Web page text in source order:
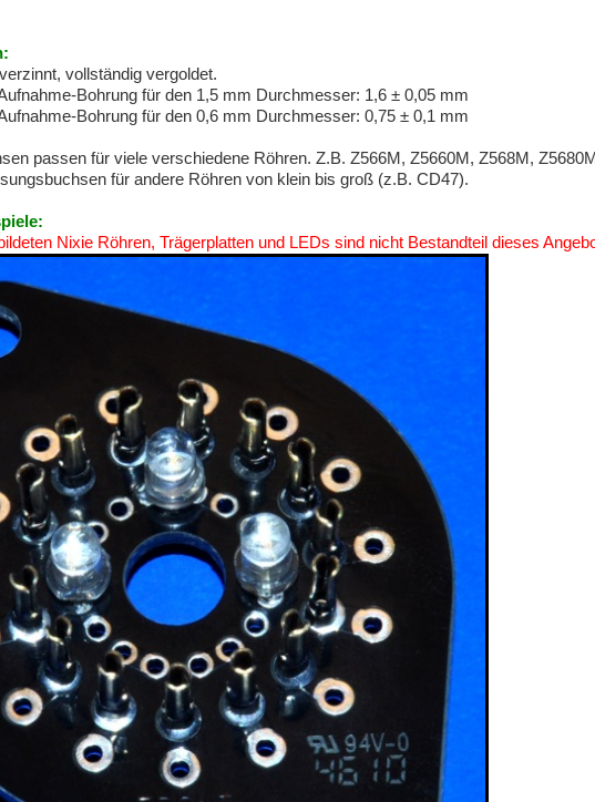
vollständig vergoldet.
Bohrung für den 1,5 mm Durchmesser: 1,6 ± 0,05 mm
Bohrung für den 0,6 mm Durchmesser: 0,75 ± 0,1 mm
passen für viele verschiedene Röhren. Z.B. Z566M, Z5660M, Z568M,
für andere Röhren von klein bis groß (z.B. CD47).
Nixie Röhren, Trägerplatten und LEDs sind nicht Bestandteil dieses